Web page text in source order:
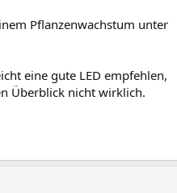
Pflanzenwachstum unter
eine gute LED empfehlen,
Überblick nicht wirklich.